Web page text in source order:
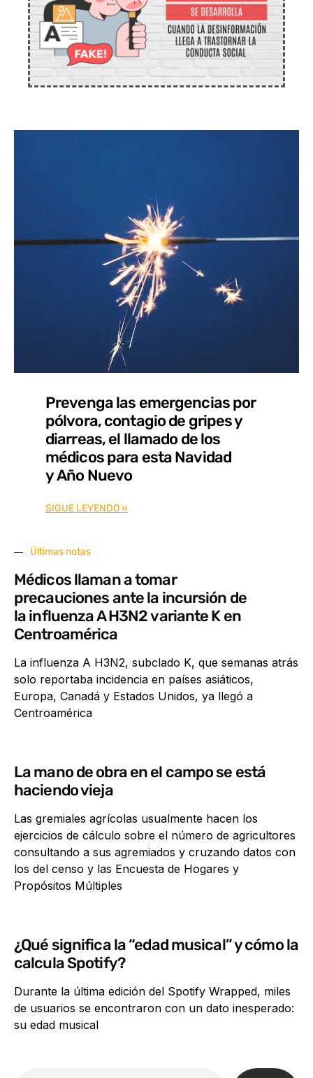
Prevenga las emergencias por
pólvora, contagio de gripes y
diarreas, el llamado de los
médicos para esta Navidad
y Año Nuevo
SIGUE LEYENDO »
Últimas notas
Médicos llaman a tomar
precauciones ante la incursión de
la influenza A H3N2 variante K en
Centroamérica
La influenza A H3N2, subclado K, que semanas atrás
solo reportaba incidencia en países asiáticos,
Europa, Canadá y Estados Unidos, ya llegó a
Centroamérica
La mano de obra en el campo se está
haciendo vieja
Las gremiales agrícolas usualmente hacen los
ejercicios de cálculo sobre el número de agricultores
consultando a sus agremiados y cruzando datos con
los del censo y las Encuesta de Hogares y
Propósitos Múltiples
¿Qué significa la “edad musical” y cómo la
calcula Spotify?
Durante la última edición del Spotify Wrapped, miles
de usuarios se encontraron con un dato inesperado:
su edad musical